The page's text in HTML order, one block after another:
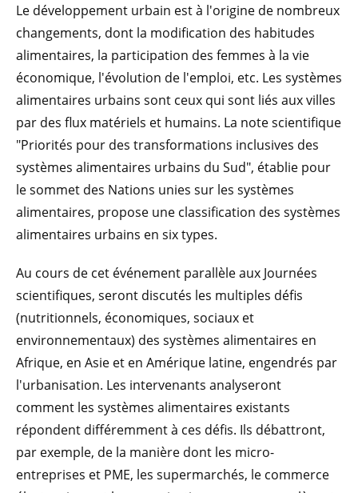
Le développement urbain est à l'origine de nombreux
changements, dont la modification des habitudes
alimentaires, la participation des femmes à la vie
économique, l'évolution de l'emploi, etc. Les systèmes
alimentaires urbains sont ceux qui sont liés aux villes
par des flux matériels et humains. La note scientifique
"Priorités pour des transformations inclusives des
systèmes alimentaires urbains du Sud", établie pour
le sommet des Nations unies sur les systèmes
alimentaires, propose une classification des systèmes
alimentaires urbains en six types.
Au cours de cet événement parallèle aux Journées
scientifiques, seront discutés les multiples défis
(nutritionnels, économiques, sociaux et
environnementaux) des systèmes alimentaires en
Afrique, en Asie et en Amérique latine, engendrés par
l'urbanisation. Les intervenants analyseront
comment les systèmes alimentaires existants
répondent différemment à ces défis. Ils débattront,
par exemple, de la manière dont les micro-
entreprises et PME, les supermarchés, le commerce